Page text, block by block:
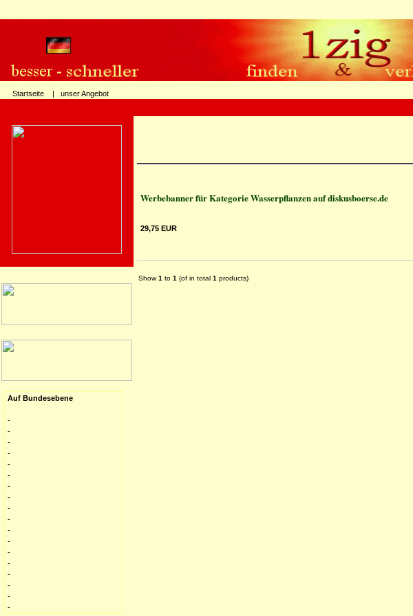
Startseite | unser Angebot
Auf Bundesebene
-
-
-
-
-
-
-
-
-
-
-
-
-
-
-
-
-
-
Werbebanner für Kategorie Wasserpflanzen auf diskusboerse.de
29,75 EUR
Show1 to 1 (of in total 1 products)